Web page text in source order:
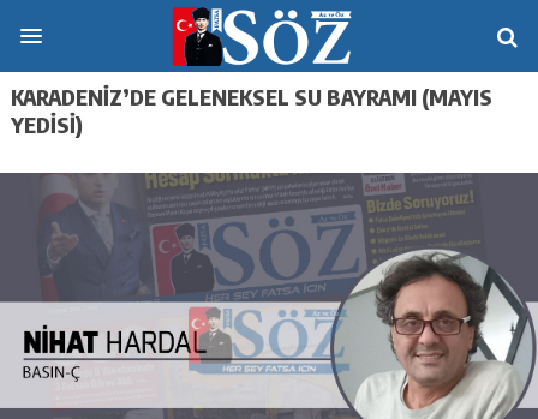
KARADENİZ’DE GELENEKSEL SU BAYRAMI (MAYIS
YEDİSİ)